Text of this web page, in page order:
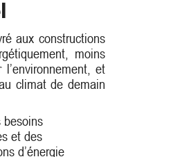
aux constructions
moins
et
climat de demain
et des
d’énergie